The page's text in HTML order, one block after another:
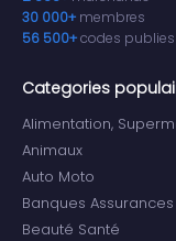
30 000+ membres
56 500+codes publies
Categories
Alimentation,
Animaux
Auto Moto
Banques Assurances
Beauté Santé